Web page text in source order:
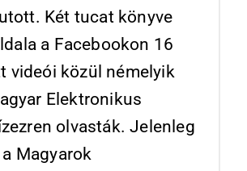
Két tucat könyve
a Facebookon 16
videói közül némelyik
Elektronikus
olvasták. Jelenleg
Magyarok